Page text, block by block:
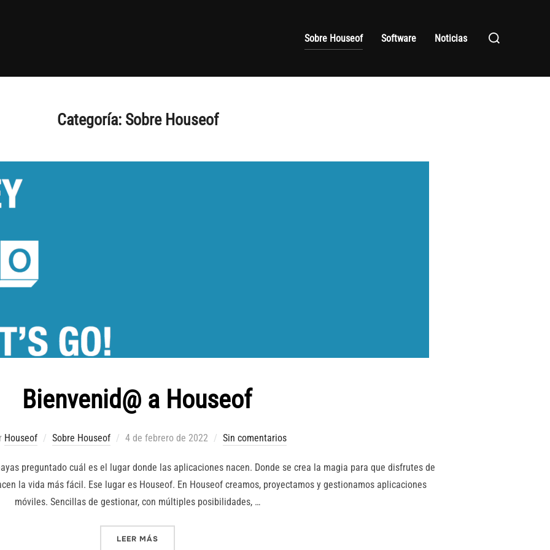
Sobre Houseof Software Noticias
Buscar:
Categoría: Sobre Houseof
Bienvenid@ a Houseof
Houseof Sobre Houseof
Publicado
4 de febrero de 2022 Sin comentarios
preguntado cuál es el lugar donde las aplicaciones nacen. Donde se crea la magia para que disfrutes de
la vida más fácil. Ese lugar es Houseof. En Houseof creamos, proyectamos y gestionamos aplicaciones
móviles. Sencillas de gestionar, con múltiples posibilidades, …
LEER MÁS